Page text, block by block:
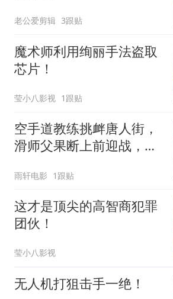
老公爱剪辑 3跟贴
魔术师利用绚丽手法盗取
芯片！
莹小八影视 1跟贴
空手道教练挑衅唐人街，
滑师父果断上前迎战，一
雨轩电影 1跟贴
这才是顶尖的高智商犯罪
团伙！
莹小八影视
无人机打狙击手一绝！